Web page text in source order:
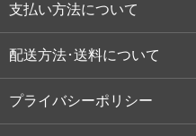
支払い方法について
配送方法･送料について
プライバシーポリシー